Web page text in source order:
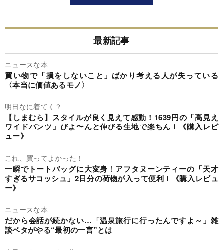
最新記事
ニュースな本
買い物で「損をしないこと」ばかり考える人が失っている
〈本当に価値あるモノ〉
明日なに着てく？
【しまむら】スタイルが良く見えて感動！1639円の「高見え
ワイドパンツ」びよ〜んと伸びる生地で楽ちん！《購入レビ
ュー》
これ、買ってよかった！
一瞬でトートバッグに大変身！アフタヌーンティーの「天才
すぎるサコッシュ」2日分の荷物が入って便利！《購入レビュ
ー》
ニュースな本
だから会話が続かない…「温泉旅行に行ったんですよ～」雑
談ベタがやる“最初の一言”とは